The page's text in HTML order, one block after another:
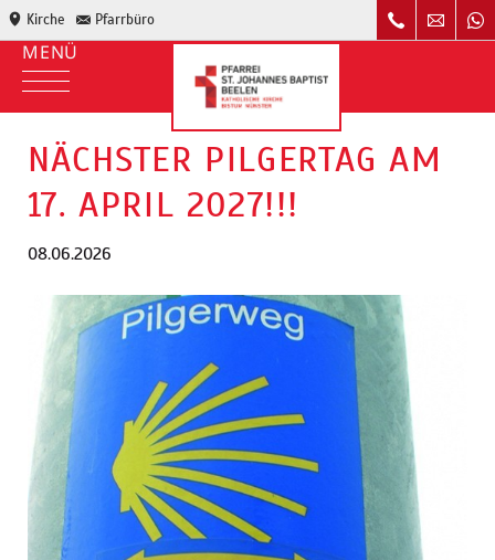
Kirche Pfarrbüro
NÄCHSTER PILGERTAG AM
17. APRIL 2027!!!
08.06.2026